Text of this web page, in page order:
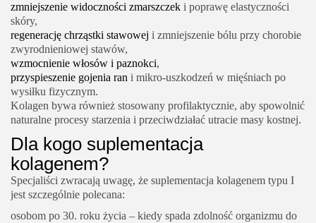
zmniejszenie widoczności zmarszczek i poprawę elastyczności
skóry,
regenerację chrząstki stawowej i zmniejszenie bólu przy chorobie
zwyrodnieniowej stawów,
wzmocnienie włosów i paznokci,
przyspieszenie gojenia ran i mikro-uszkodzeń w mięśniach po
wysiłku fizycznym.
Kolagen bywa również stosowany profilaktycznie, aby spowolnić
naturalne procesy starzenia i przeciwdziałać utracie masy kostnej.
Dla kogo suplementacja
kolagenem?
Specjaliści zwracają uwagę, że suplementacja kolagenem typu I
jest szczególnie polecana:
osobom po 30. roku życia – kiedy spada zdolność organizmu do